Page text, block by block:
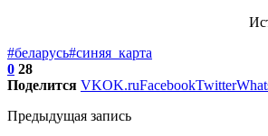
#беларусь#синяя_карта
0 28
Поделится VKOK.ruFacebookTwitter
Предыдущая запись